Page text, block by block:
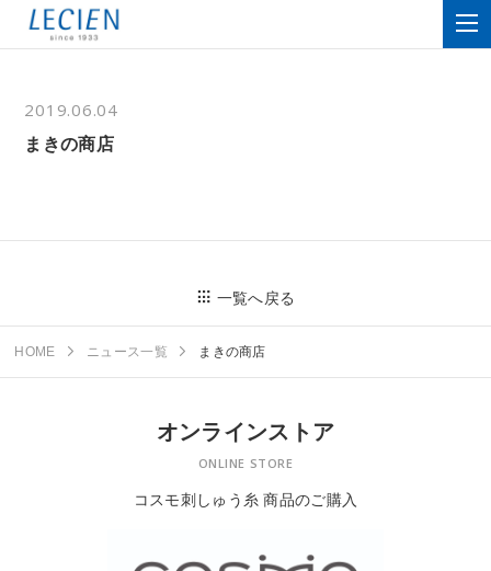
2019.06.04
まきの商店
一覧へ戻る
HOME ニュース一覧 まきの商店
オンラインストア
ONLINE STORE
コスモ刺しゅう糸 商品のご購入